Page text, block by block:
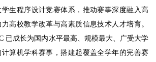
生程序设计竞赛体系，推动赛事深度融入高
高校教学改革与高素质信息技术人才培育。
已成长为国内水平最高、规模最大、广受大学
算机学科赛事，搭建起覆盖全学年的完善赛